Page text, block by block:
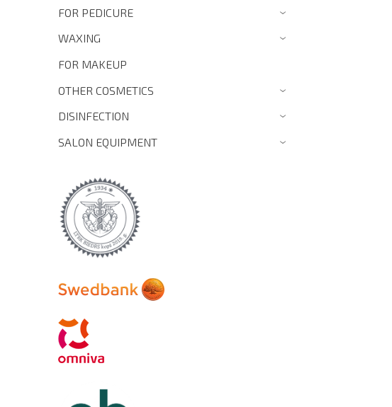
FOR PEDICURE ›
WAXING ›
FOR MAKEUP
OTHER COSMETICS
›
DISINFECTION ›
SALON EQUIPMENT ›